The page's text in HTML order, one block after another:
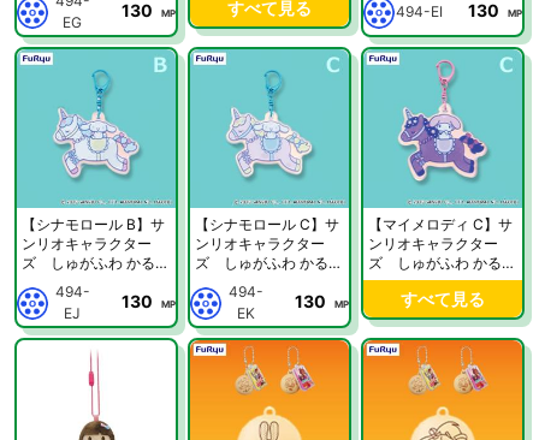
チャーム【当社限定】
EG
130 MP
チャーム【当社限定】
すべて見る
チャーム【当社限定】
494-EI 130 MP
【シナモロール B】サ
ンリオキャラクター
ズ しゅがふわ かる〜
せる オーロラアクリル
チャーム【当社限定】
494-
EJ
130 MP
【シナモロール C】サ
ンリオキャラクター
ズ しゅがふわ かる〜
せる オーロラアクリル
チャーム【当社限定】
494-
EK
130 MP
【マイメロディ C】サ
ンリオキャラクター
ズ しゅがふわ かる〜
せる オーロラアクリル
チャーム【当社限定】
すべて見る